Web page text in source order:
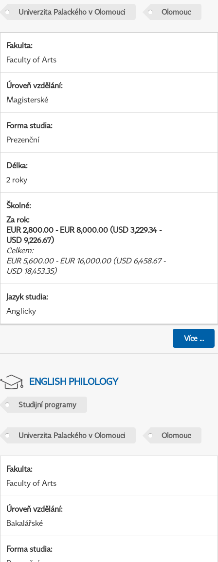
Univerzita Palackého v Olomouci Olomouc
Fakulta:
Faculty of Arts
Úroveň vzdělání:
Magisterské
Forma studia:
Prezenční
Délka:
2 roky
Školné:
Za rok:
EUR 2,800.00 - EUR 8,000.00 (USD 3,229.34 -
USD 9,226.67)
Celkem:
EUR 5,600.00 - EUR 16,000.00 (USD 6,458.67 -
USD 18,453.35)
Jazyk studia:
Anglicky
Více...
ENGLISH PHILOLOGY
Studijní programy
Univerzita Palackého v Olomouci Olomouc
Fakulta:
Faculty of Arts
Úroveň vzdělání:
Bakalářské
Forma studia: